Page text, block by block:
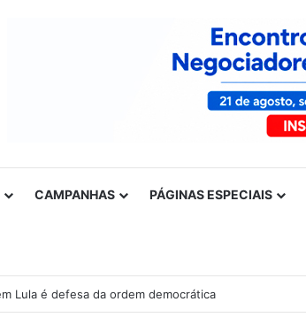
CAMPANHAS PÁGINAS ESPECIAIS
solidariedade ao povo venezuelano